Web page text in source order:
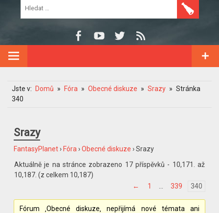
Jste v: Domů Fóra Obecné diskuze Srazy
Stránka
340
Srazy
FantasyPlanet › Fóra ›Obecné diskuze ›Srazy
Aktuálně je na stránce zobrazeno 17 příspěvků - 10,171. až
10,187. (z celkem 10,187)
←
1 339 340
Fórum ‚Obecné diskuze‚ nepřijímá nové témata ani